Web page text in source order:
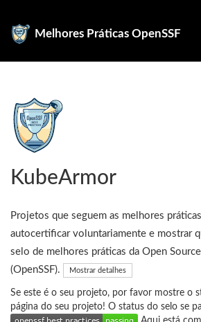
Melhores Práticas OpenSSF
KubeArmor
Projetos que seguem as melhores
autocertificar voluntariamente e mostrar
selo de melhores práticas da Open
(OpenSSF).
Mostrar detalhes
Se este é o seu projeto, por favor mostre o
página do seu projeto! O status do selo se